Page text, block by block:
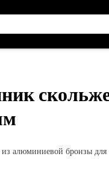
алюминиевой бронзы для